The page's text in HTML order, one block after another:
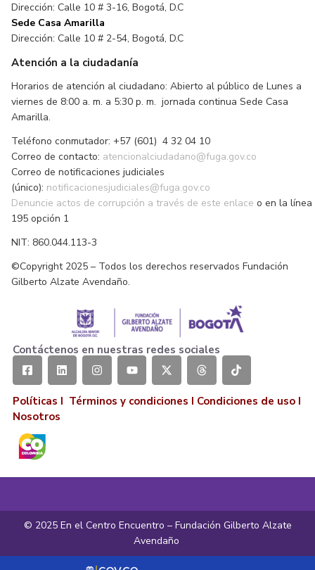
Dirección: Calle 10 # 3-16, Bogotá, D.C
Sede Casa Amarilla
Dirección: Calle 10 # 2-54, Bogotá, D.C
Atención a la ciudadanía
Horarios de atención al ciudadano: Abierto al público de Lunes a
viernes de 8:00 a. m. a 5:30 p. m. jornada continua Sede Casa
Amarilla.
Teléfono conmutador: +57 (601) 4 32 04 10
Correo de contacto: atencionalciudadano@fuga.gov.co
Correo de notificaciones judiciales
(único): notificacionesjudiciales@fuga.gov.co
Denuncie actos de corrupción a través de este enlace o en la línea
195 opción 1
NIT: 860.044.113-3
©Copyright 2025 – Todos los derechos reservados Fundación
Gilberto Alzate Avendaño.
Contáctenos en nuestras redes sociales
Políticas I Términos y condiciones I Condiciones de uso I
Nosotros
© 2025 En el Centro Encuentro – Fundación Gilberto Alzate
Avendaño